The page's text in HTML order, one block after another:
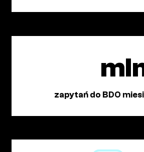
zapytań do BDO